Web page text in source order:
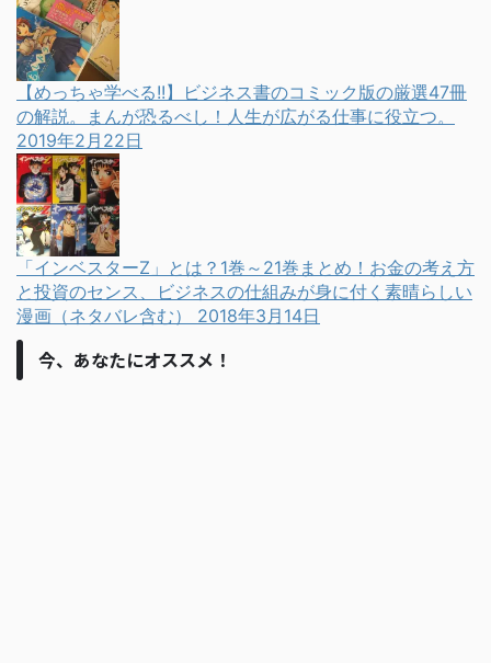
【めっちゃ学べる!!】ビジネス書のコミック版の厳選47冊
の解説。まんが恐るべし！人生が広がる仕事に役立つ。
2019年2月22日
「インベスターZ」とは？1巻～21巻まとめ！お金の考え方
と投資のセンス、ビジネスの仕組みが身に付く素晴らしい
漫画（ネタバレ含む） 2018年3月14日
今、あなたにオススメ！